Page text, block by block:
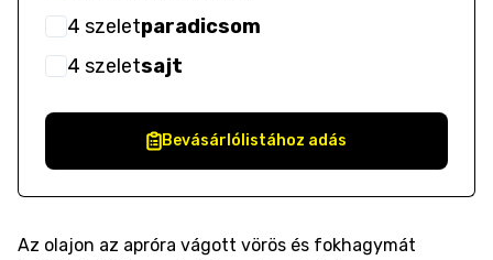
4 szeletparadicsom
4 szeletsajt
Bevásárlólistához adás
Az olajon az apróra vágott vörös és fokhagymát